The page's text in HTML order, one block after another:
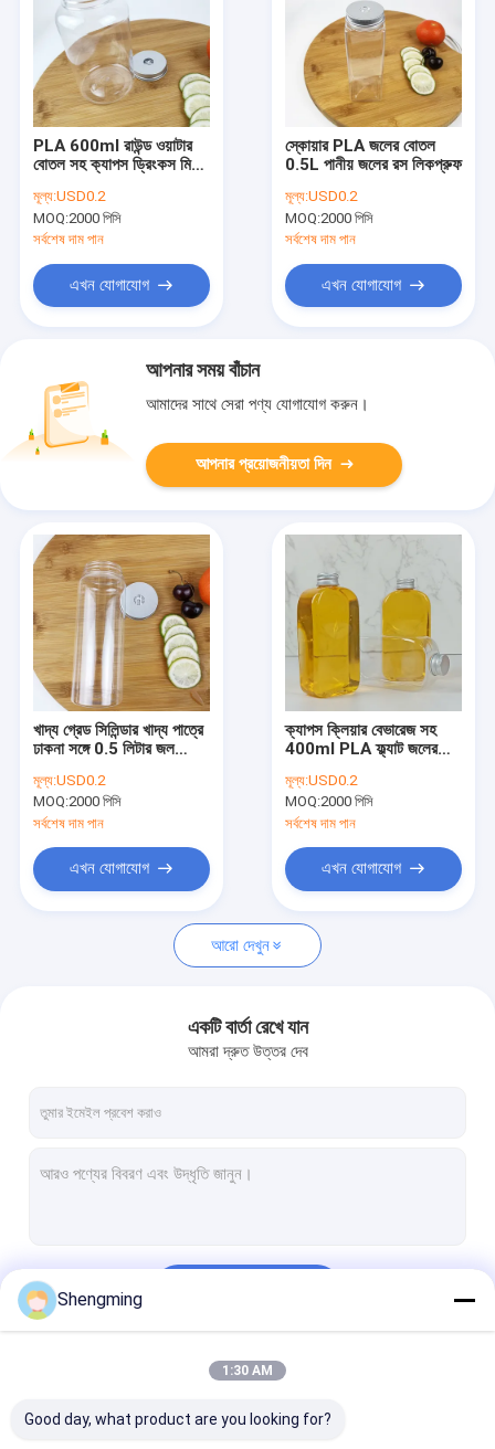
আমাদের সম্পর্কে
PLA 600ml রাউন্ড ওয়াটার
বোতল সহ ক্যাপস ড্রিংকস মিল্ক
মূল্য:USD0.2
MOQ:2000 পিসি
সর্বশেষ দাম পান
এখন যোগাযোগ
স্কোয়ার PLA জলের বোতল
0.5L পানীয় জলের রস লিকপ্রুফ
মূল্য:USD0.2
MOQ:2000 পিসি
সর্বশেষ দাম পান
এখন যোগাযোগ
আপনার সময় বাঁচান
আমাদের সাথে সেরা পণ্য যোগাযোগ করুন।
আপনার প্রয়োজনীয়তা দিন
খাদ্য গ্রেড সিলিন্ডার খাদ্য পাত্রে
ঢাকনা সঙ্গে 0.5 লিটার জল
মূল্য:USD0.2
MOQ:2000 পিসি
সর্বশেষ দাম পান
এখন যোগাযোগ
ক্যাপস ক্লিয়ার বেভারেজ সহ
400ml PLA ফ্ল্যাট জলের
মূল্য:USD0.2
MOQ:2000 পিসি
সর্বশেষ দাম পান
এখন যোগাযোগ
আরো দেখুন
একটি বার্তা রেখে যান
আমরা দ্রুত উত্তর দেব
Shengming
1:30 AM
Good day, what product are you looking for?